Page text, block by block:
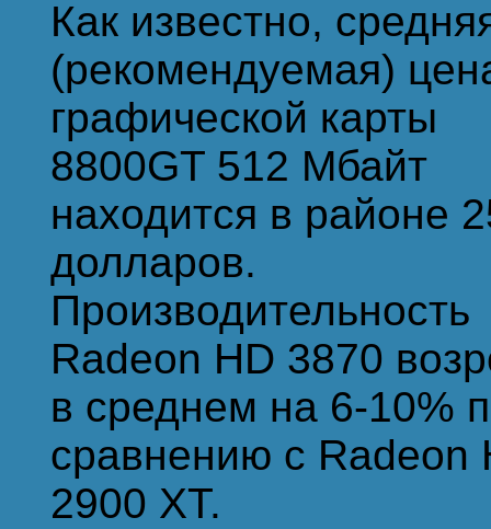
Как известно,
(рекомендуемая)
графической карты
8800GT 512 Мбайт
находится в районе
долларов.
Производительность
Radeon HD 3870
в среднем на 6-10%
сравнению с Radeon
2900 XT.